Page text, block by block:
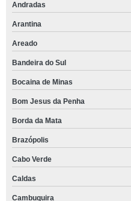
Andradas
Arantina
Areado
Bandeira do Sul
Bocaina de Minas
Bom Jesus da Penha
Borda da Mata
Brazópolis
Cabo Verde
Caldas
Cambuquira